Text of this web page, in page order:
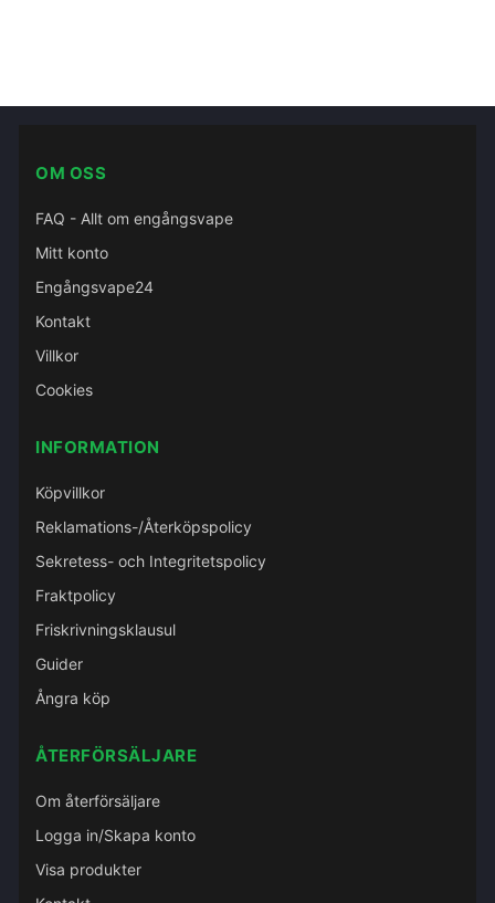
OM OSS
FAQ - Allt om engångsvape
Mitt konto
Engångsvape24
Kontakt
Villkor
Cookies
INFORMATION
Köpvillkor
Reklamations-/Återköpspolicy
Sekretess- och Integritetspolicy
Fraktpolicy
Friskrivningsklausul
Guider
Ångra köp
ÅTERFÖRSÄLJARE
Om återförsäljare
Logga in/Skapa konto
Visa produkter